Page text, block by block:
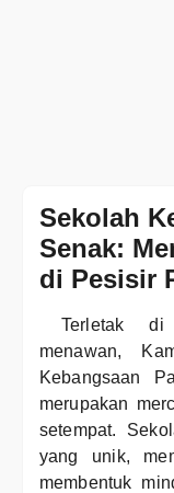
Sekolah
Senak:
di Pesisir
Terletak di
menawan,
Kebangsaan
merupakan
setempat.
yang unik,
membentuk